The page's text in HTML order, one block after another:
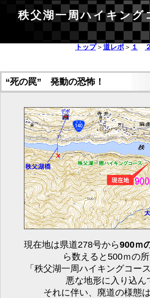
秩父湖一周ハイキン
トップ＞道レポ＞ １ ２
“死の罠” 発動の恐怖！
現在地は県道278号から900ｍ
ら数えると500ｍの所
「秩父湖一周ハイキングコー
悪な地形に入り込ん
それに伴い、廃道の様態